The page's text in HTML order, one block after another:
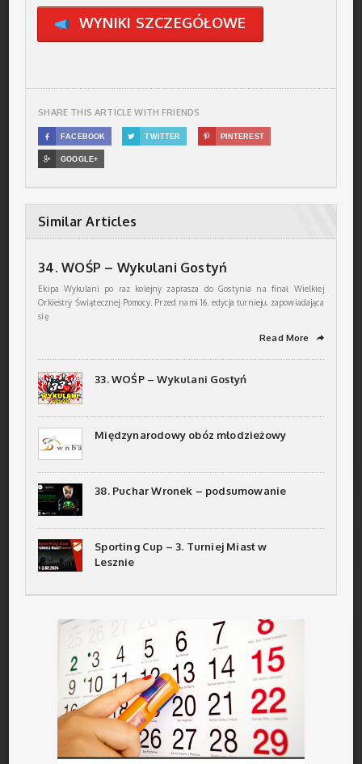
WYNIKI SZCZEGÓŁOWE
SHARE THIS ARTICLE WITH FRIENDS
 FACEBOOK  TWITTER  PINTEREST
 GOOGLE+
Similar Articles
34. WOŚP – Wykulani Gostyń
Ekipa Wykulani po raz kolejny zaprasza do Gostynia na finał Wielkiej
Orkiestry Świątecznej Pomocy. Przed nami 16. edycja turnieju, zapowiadająca
się
Read More ➦
33. WOŚP – Wykulani Gostyń
Międzynarodowy obóz młodzieżowy
38. Puchar Wronek – podsumowanie
Sporting Cup – 3. Turniej Miast w
Lesznie